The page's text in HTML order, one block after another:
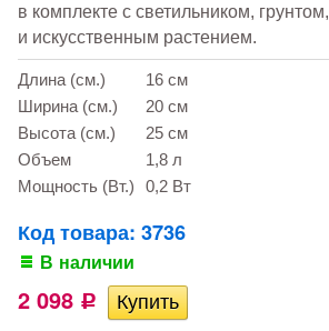
в комплекте с светильником, грунтом,
и искусственным растением.
Длина (см.)
16 см
Ширина (см.)
20 см
Высота (см.)
25 см
Объем
1,8 л
Мощность (Вт.)
0,2 Вт
Код товара: 3736
В наличии
2 098 Р